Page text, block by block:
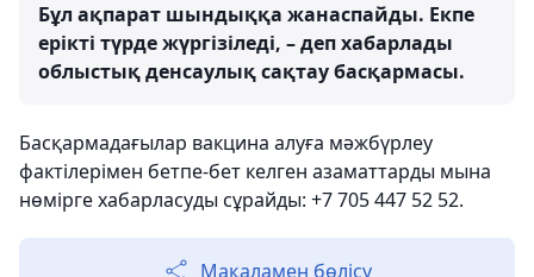
Бұл ақпарат шындыққа жанаспайды. Екпе
ерікті түрде жүргізіледі, – деп хабарлады
облыстық денсаулық сақтау басқармасы.
Басқармадағылар вакцина алуға мәжбүрлеу
фактілерімен бетпе-бет келген азаматтарды мына
нөмірге хабарласуды сұрайды: +7 705 447 52 52.
Мақаламен бөлісу